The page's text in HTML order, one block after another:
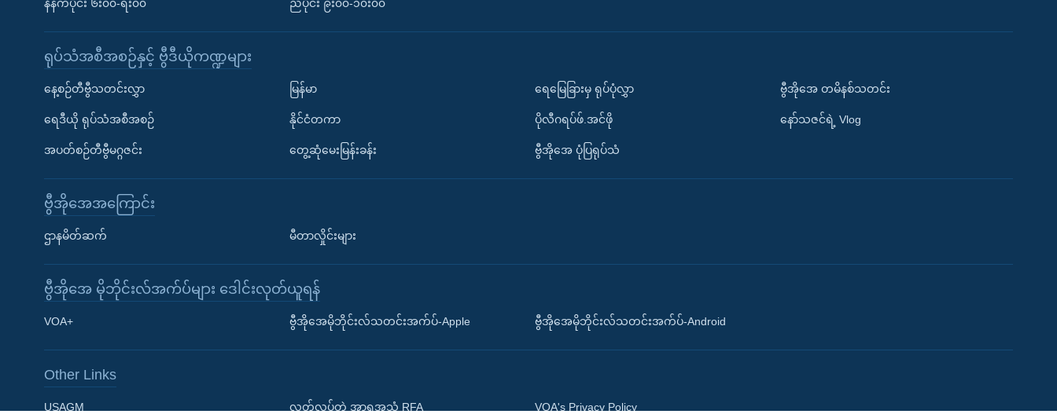
Learning English
ဗွီအိုအေ လူမှုကွန်ယက်များ
ဘာသာစကားများ
နံနက်ပိုင်း ၆း၀၀-ရး၀၀ ညပိုင်း ၉း၀၀-၁၀း၀၀
ရုပ်သံအစီအစဉ်နှင့် ဗွီဒီယိုကဏ္ဍများ
နေ့စဉ်တီဗွီသတင်းလွှာ
ရေဒီယို ရုပ်သံအစီအစဉ်
အပတ်စဉ်တီဗွီမဂ္ဂဇင်း
မြန်မာ
နိုင်ငံတကာ
တွေ့ဆုံမေးမြန်းခန်း
ရေမြေခြားမှ ရုပ်ပုံလွှာ
ပိုလီဂရပ်ဖ်.အင်ဖို
ဗွီအိုအေ ပုံပြရုပ်သံ
ဗွီအိုအေ တမိနစ်သတင်း
နော်သဇင်ရဲ့ Vlog
ဗွီအိုအေအကြောင်း
ဌာနမိတ်ဆက် မီတာလှိုင်းများ
ဗွီအိုအေ မိုဘိုင်းလ်အက်ပ်များ ဒေါင်းလုတ်ယူရန်
VOA+ ဗွီအိုအေမိုဘိုင်းလ်သတင်းအက်ပ်-Apple ဗွီအိုအေမိုဘိုင်းလ်သတင်းအက်ပ်-Android
Other Links
USAGM လွတ်လပ်တဲ့ အာရှအသံ RFA VOA's Privacy Policy